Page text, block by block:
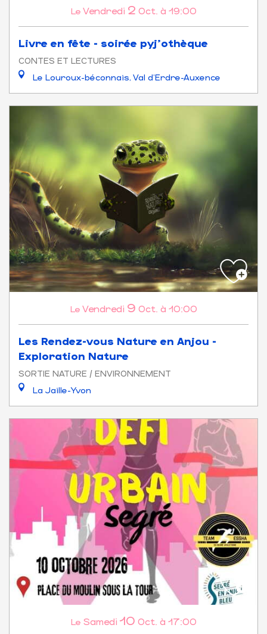
Le Vendredi 2 Oct. à 19:00
Livre en fête - soirée pyj'othèque
CONTES ET LECTURES
Le Louroux-béconnais, Val d'Erdre-Auxence
Le Vendredi 9 Oct. à 10:00
Les Rendez-vous Nature en Anjou -
Exploration Nature
SORTIE NATURE / ENVIRONNEMENT
La Jaille-Yvon
Le Samedi 10 Oct. à 17:00